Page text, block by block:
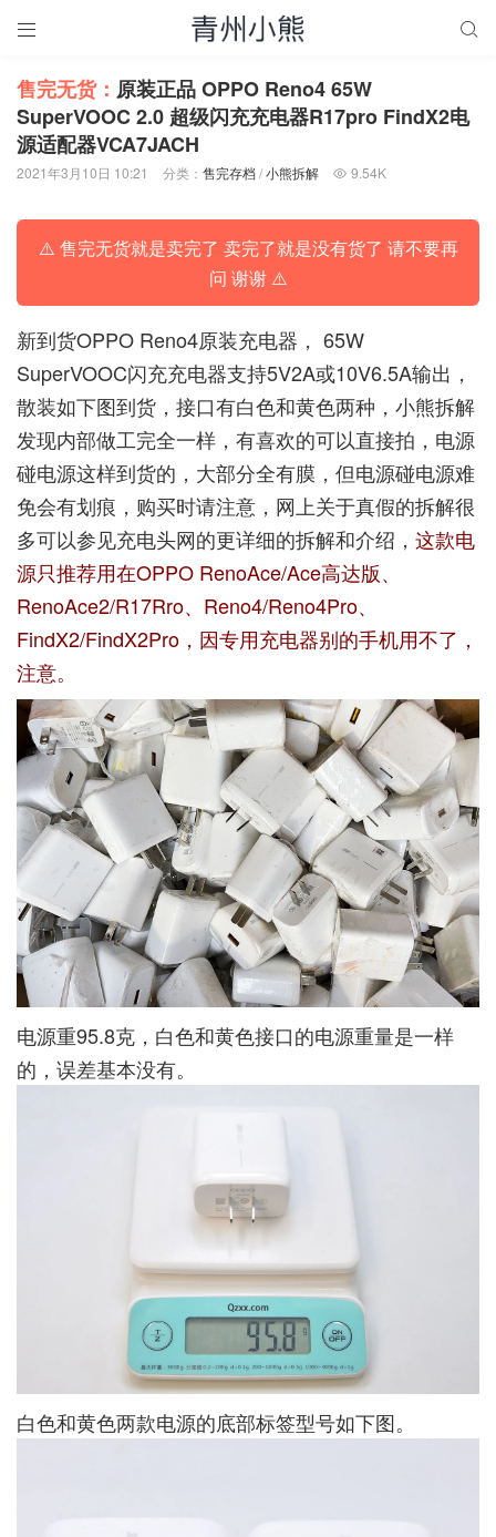
 
售完无货： 原装正品 OPPO Reno4 65W
SuperVOOC 2.0 超级闪充充电器R17pro FindX2电
源适配器VCA7JACH
2021年3月10日 10:21 分类： 售完存档/小熊拆解  9.54K
⚠️ 售完无货就是卖完了 卖完了就是没有货了 请不要再
问 谢谢 ⚠️
新到货OPPO Reno4原装充电器， 65W
SuperVOOC闪充充电器支持5V2A或10V6.5A输出，
散装如下图到货，接口有白色和黄色两种，小熊拆解
发现内部做工完全一样，有喜欢的可以直接拍，电源
碰电源这样到货的，大部分全有膜，但电源碰电源难
免会有划痕，购买时请注意，网上关于真假的拆解很
多可以参见充电头网的更详细的拆解和介绍， 这款电
源只推荐用在OPPO RenoAce/Ace高达版、
RenoAce2/R17Rro、Reno4/Reno4Pro、
FindX2/FindX2Pro，因专用充电器别的手机用不了，
注意。
电源重95.8克，白色和黄色接口的电源重量是一样
的，误差基本没有。
白色和黄色两款电源的底部标签型号如下图。